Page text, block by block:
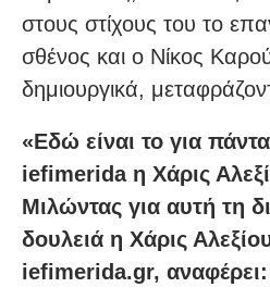
στους στίχους του το
σθένος και ο Νίκος
δημιουργικά,
«Εδώ είναι το για
iefimerida η Χάρις
Μιλώντας για αυτή τη
δουλειά η Χάρις
iefimerida.gr, αναφέρει: